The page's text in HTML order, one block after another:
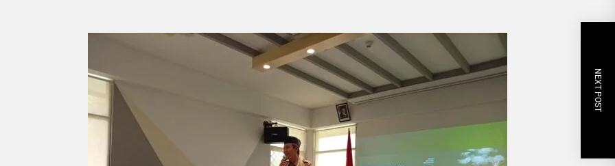
NEXT POST